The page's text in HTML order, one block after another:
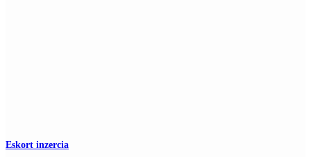
Eskort inzercia